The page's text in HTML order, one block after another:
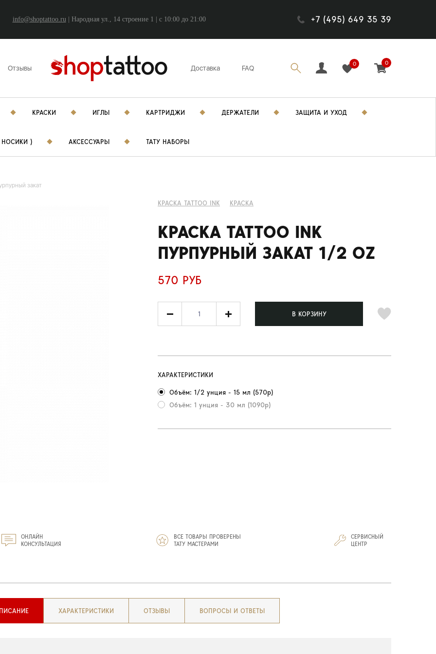
info@shoptattoo.ru| Народная ул., 14 строение 1 | c 10:00 до 21:00 +7 (495) 649 35 39
Отзывы Доставка FAQ
0 0
КРАСКИ ИГЛЫ КАРТРИДЖИ ДЕРЖАТЕЛИ ЗАЩИТА И УХОД
НОСИКИ ) АКСЕССУАРЫ ТАТУ НАБОРЫ
закат
КРАСКА TATTOO INK КРАСКА
КРАСКА TATTOO INK
ПУРПУРНЫЙ ЗАКАТ 1/2 OZ
570 РУБ
В КОРЗИНУ
ХАРАКТЕРИСТИКИ
Объём: 1/2 унция - 15 мл (570р)
Объём: 1 унция - 30 мл (1090р)
ОНЛАЙН
КОНСУЛЬТАЦИЯ
ВСЕ ТОВАРЫ ПРОВЕРЕНЫ
ТАТУ МАСТЕРАМИ
СЕРВИСНЫЙ
ЦЕНТР
ХАРАКТЕРИСТИКИ ОТЗЫВЫ ВОПРОСЫ И ОТВЕТЫ